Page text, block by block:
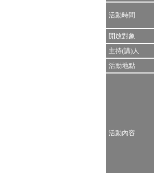
活動時間
開放對象
主持(講)人
活動地點
活動內容